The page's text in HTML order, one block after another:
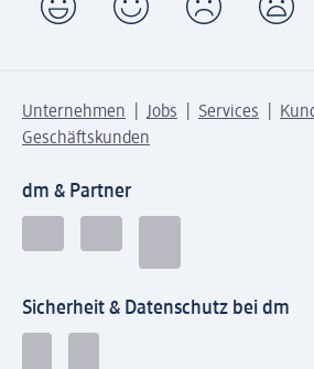
Unternehmen Jobs Services
Geschäftskunden
dm & Partner
Sicherheit & Datenschutz bei dm